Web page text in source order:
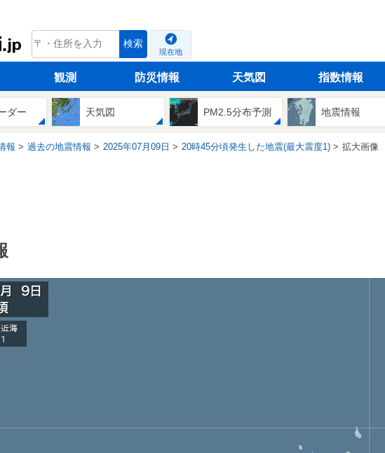
tenki.jp 検索
現在地
観測 防災情報 天気図 指数情報
ダー 天気図 PM2.5分布予測 地震情報
報 過去の地震情報 2025年07月09日 20時45分頃発生した地震(最大震度1) 拡大画像